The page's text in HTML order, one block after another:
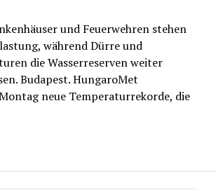
und Feuerwehren stehen
während Dürre und
die Wasserreserven weiter
Budapest. HungaroMet
neue Temperaturrekorde, die